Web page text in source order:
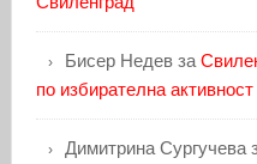
Бисер Недевза
по избирателна
Димитрина Сургучева